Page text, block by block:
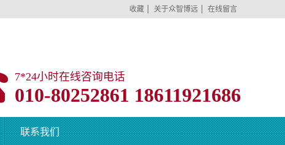
收藏 关于众智博远 在线留言
7*24小时在线咨询电话
010-80252861 18611921686
联系我们